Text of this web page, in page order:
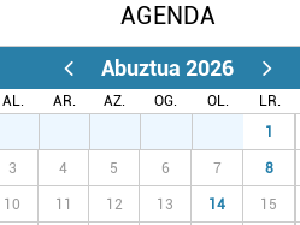
AGENDA
Abuztua 2026
AL. AR. AZ. OG. OL. LR.
1
3 4 5 6 7 8
10 11 12 13 14 15